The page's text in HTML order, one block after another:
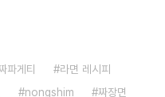
파게티
라면 레시피
nongshim
짜장면